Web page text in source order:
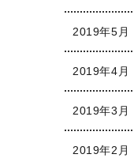
2019年5月
2019年4月
2019年3月
2019年2月